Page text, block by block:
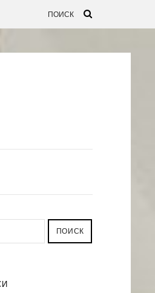
ПОИСК